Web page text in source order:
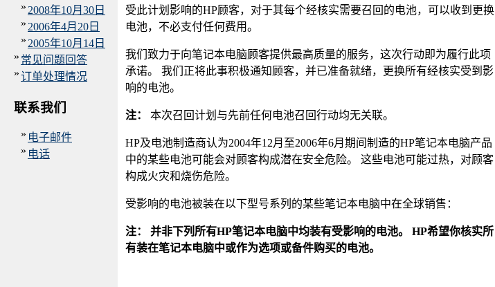
» 2008年10月30日
» 2006年4月20日
» 2005年10月14日
» 常见问题回答
»订单处理情况
联系我们
» 电子邮件
» 电话
受此计划影响的HP顾客，对于其每个经核实需要召回的电池，可以收到更换
电池，不必支付任何费用。
我们致力于向笔记本电脑顾客提供最高质量的服务，这次行动即为履行此项
承诺。 我们正将此事积极通知顾客，并已准备就绪，更换所有经核实受到影
响的电池。
注： 本次召回计划与先前任何电池召回行动均无关联。
HP及电池制造商认为2004年12月至2006年6月期间制造的HP笔记本电脑产品
中的某些电池可能会对顾客构成潜在安全危险。 这些电池可能过热，对顾客
构成火灾和烧伤危险。
受影响的电池被装在以下型号系列的某些笔记本电脑中在全球销售：
注： 并非下列所有HP笔记本电脑中均装有受影响的电池。 HP希望你核实所
有装在笔记本电脑中或作为选项或备件购买的电池。